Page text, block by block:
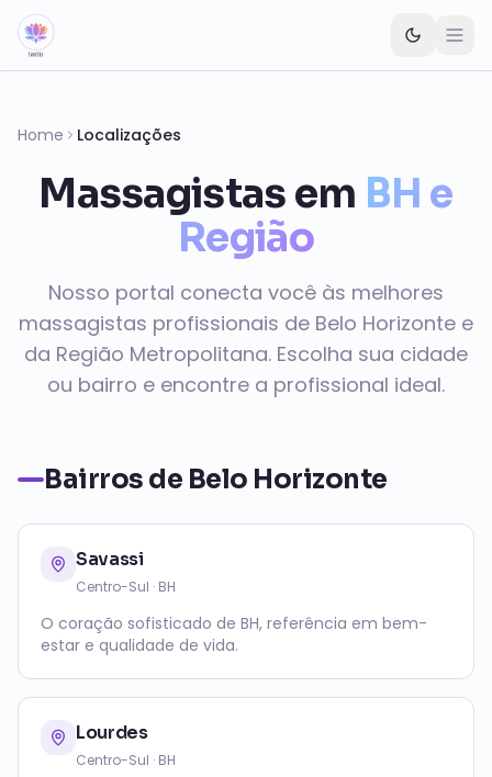
Pular para o conteúdo principal
Home Localizações
Massagistas em BH e
Região
Nosso portal conecta você às melhores
massagistas profissionais de Belo Horizonte e
da Região Metropolitana. Escolha sua cidade
ou bairro e encontre a profissional ideal.
Bairros de Belo Horizonte
Savassi
Centro-Sul · BH
O coração sofisticado de BH, referência em bem-
estar e qualidade de vida.
Lourdes
Centro-Sul · BH